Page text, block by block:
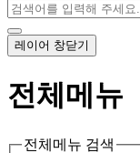
레이어 창닫기
전체메뉴
전체메뉴 검색